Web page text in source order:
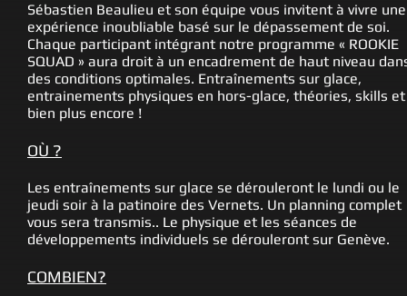
Sébastien Beaulieu et son équipe vous invitent à vivre une
expérience inoubliable basé sur le dépassement de soi.
Chaque participant intégrant notre programme « ROOKIE
SQUAD » aura droit à un encadrement de haut niveau
des conditions optimales. Entraînements sur glace,
entrainements physiques en hors-glace, théories, skills et
bien plus encore !
OÙ ?
Les entraînements sur glace se dérouleront le lundi ou le
jeudi soir à la patinoire des Vernets. Un planning complet
vous sera transmis.. Le physique et les séances de
développements individuels se dérouleront sur Genève.
COMBIEN?